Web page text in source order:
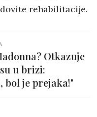
rehabilitacije.
Otkazuje
u brizi:
bol je prejaka!"